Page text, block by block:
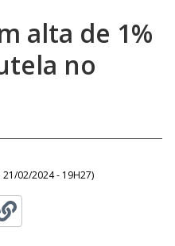
alta de 1%
no
21/02/2024 - 19H27)